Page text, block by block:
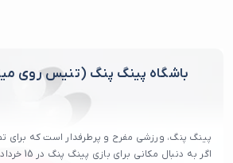
باشگاه پینگ پنگ (تنیس روی میز) در 15
پینگ پنگ، ورزشی مفرح و پرطرفدار است که
اگر به